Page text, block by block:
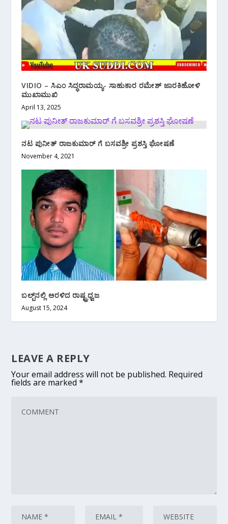
VIDIO – ಸಿಎಂ ಸಿದ್ಧರಾಮಯ್ಯ- ಸಾಹುಕಾರ ರಮೇಶ್ ಜಾರಕಿಹೋಳಿ
ಮುಖಾಮುಖಿ
April 13, 2025
ನಟ ಪುನೀತ್ ರಾಜಕುಮಾರ್ ಗೆ ಬಸವಶ್ರೀ ಪ್ರಶಸ್ತಿ ಘೋಷಣೆ
November 4, 2021
ಬಲ್ಬ್‌ನಲ್ಲಿ ಅರಳಿದ ರಾಷ್ಟ್ರಧ್ವಜ
August 15, 2024
LEAVE A REPLY
Your email address will not be published. Required
fields are marked*